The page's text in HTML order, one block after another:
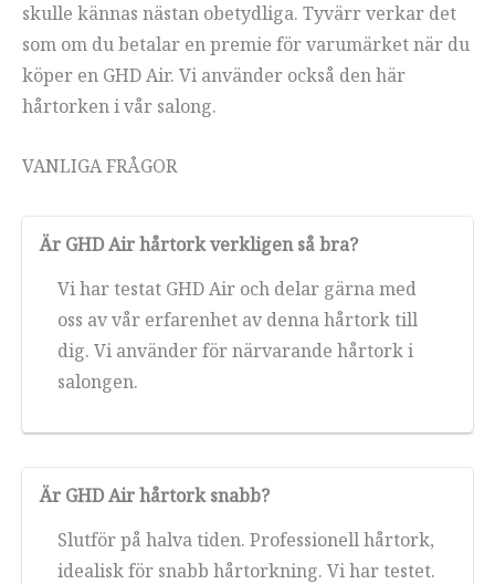
skulle kännas nästan obetydliga. Tyvärr verkar det
som om du betalar en premie för varumärket när du
köper en GHD Air. Vi använder också den här
hårtorken i vår salong.
VANLIGA FRÅGOR
Är GHD Air hårtork verkligen så bra?
Vi har testat GHD Air och delar gärna med
oss av vår erfarenhet av denna hårtork till
dig. Vi använder för närvarande hårtork i
salongen.
Är GHD Air hårtork snabb?
Slutför på halva tiden. Professionell hårtork,
idealisk för snabb hårtorkning. Vi har testet.